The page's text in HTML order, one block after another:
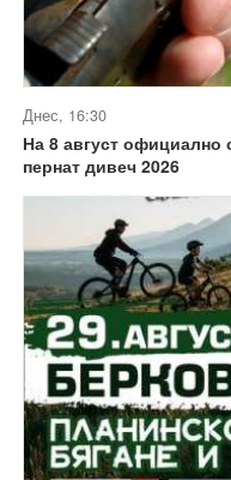
Днес, 16:30
На 8 август официално
пернат дивеч 2026